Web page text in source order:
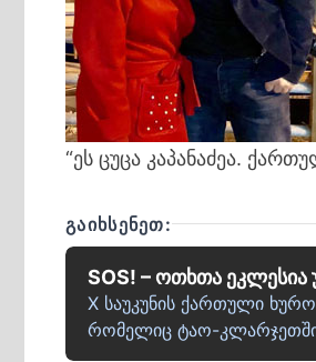
“ეს ცუცა კაპანაძეა.
ᲒᲐᲘᲮᲡᲔᲜᲔᲗ:
SOS! – ოთხთა ეკლესია
X საუკუნის ქართული
რომელიც ტაო-კლარჯეთში